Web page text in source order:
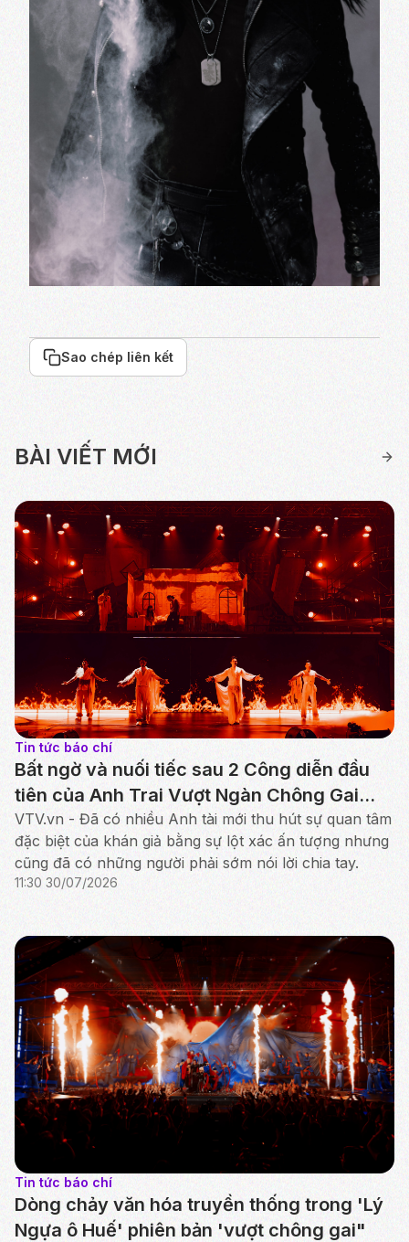
Sao chép liên kết
BÀI VIẾT MỚI
Tin tức báo chí
Bất ngờ và nuối tiếc sau 2 Công diễn đầu
tiên của Anh Trai Vượt Ngàn Chông Gai
2026
VTV.vn - Đã có nhiều Anh tài mới thu hút sự quan tâm
đặc biệt của khán giả bằng sự lột xác ấn tượng nhưng
cũng đã có những người phải sớm nói lời chia tay.
11:30 30/07/2026
Tin tức báo chí
Dòng chảy văn hóa truyền thống trong 'Lý
Ngựa ô Huế' phiên bản 'vượt chông gai"